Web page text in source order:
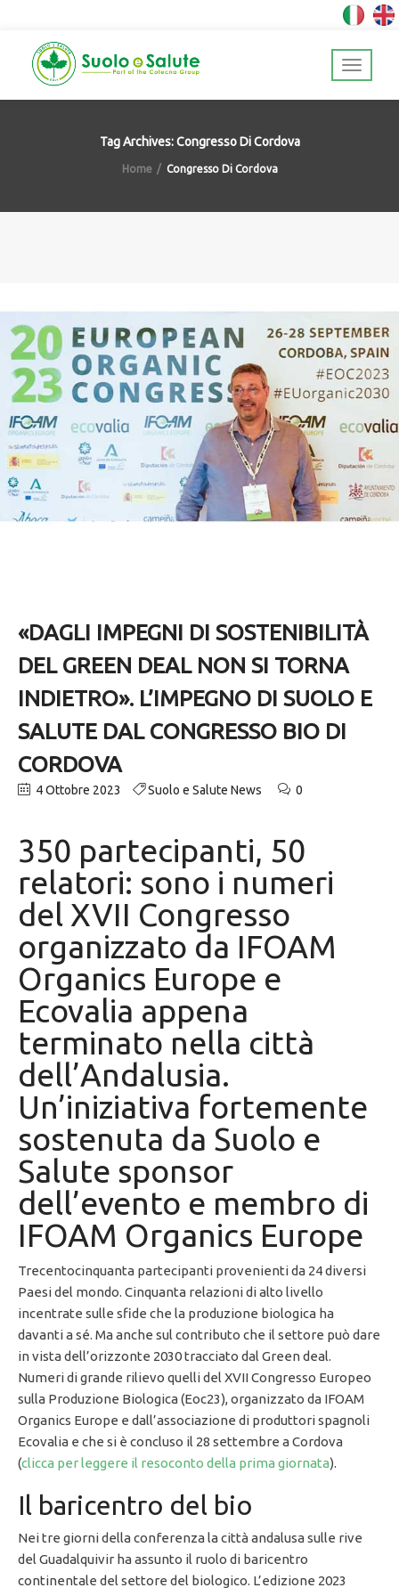
Tag Archives: Congresso Di Cordova
Home Congresso Di Cordova
«DAGLI IMPEGNI DI SOSTENIBILITÀ
DEL GREEN DEAL NON SI TORNA
INDIETRO». L’IMPEGNO DI SUOLO E
SALUTE DAL CONGRESSO BIO DI
CORDOVA
4 Ottobre 2023 Suolo e Salute News 0
350 partecipanti, 50
relatori: sono i numeri
del XVII Congresso
organizzato da IFOAM
Organics Europe e
Ecovalia appena
terminato nella città
dell’Andalusia.
Un’iniziativa fortemente
sostenuta da Suolo e
Salute sponsor
dell’evento e membro di
IFOAM Organics Europe
Trecentocinquanta partecipanti provenienti da 24 diversi
Paesi del mondo. Cinquanta relazioni di alto livello
incentrate sulle sfide che la produzione biologica ha
davanti a sé. Ma anche sul contributo che il settore può dare
in vista dell’orizzonte 2030 tracciato dal Green deal.
Numeri di grande rilievo quelli del XVII Congresso Europeo
sulla Produzione Biologica (Eoc23), organizzato da IFOAM
Organics Europe e dall’associazione di produttori spagnoli
Ecovalia e che si è concluso il 28 settembre a Cordova
(clicca per leggere il resoconto della prima giornata).
Il baricentro del bio
Nei tre giorni della conferenza la città andalusa sulle rive
del Guadalquivir ha assunto il ruolo di baricentro
continentale del settore del biologico. L’edizione 2023